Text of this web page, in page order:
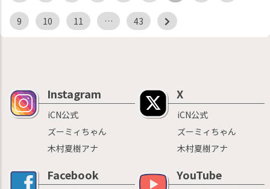
9 10 11 … 43
Instagram
iCN公式
ズーミィちゃん
木村夏樹アナ
X
iCN公式
ズーミィちゃん
木村夏樹アナ
Facebook YouTube